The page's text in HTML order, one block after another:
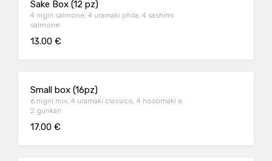
Sake Box (12 pz)
4 nigiri salmone, 4 uramaki phila, 4 sashimi
salmone
13.00 €
Small box (16pz)
6 nigiri mix, 4 uramaki classico, 4 hosomaki e
2 gunkan
17.00 €